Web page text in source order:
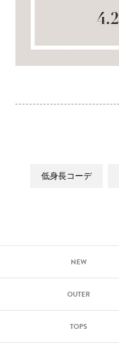
低身長コーデ
NEW
OUTER
TOPS